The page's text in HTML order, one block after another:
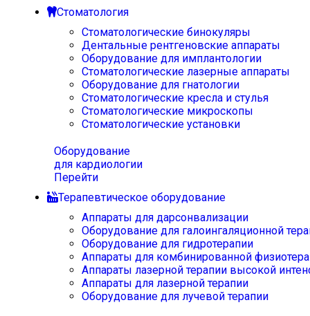
Стоматология
Стоматологические бинокуляры
Дентальные рентгеновские аппараты
Оборудование для имплантологии
Стоматологические лазерные аппараты
Оборудование для гнатологии
Стоматологические кресла и стулья
Стоматологические микроскопы
Стоматологические установки
Оборудование
для кардиологии
Перейти
Терапевтическое оборудование
Аппараты для дарсонвализации
Оборудование для галоингаляционной
Оборудование для гидротерапии
Аппараты для комбинированной
Аппараты лазерной терапии высокой
Аппараты для лазерной терапии
Оборудование для лучевой терапии